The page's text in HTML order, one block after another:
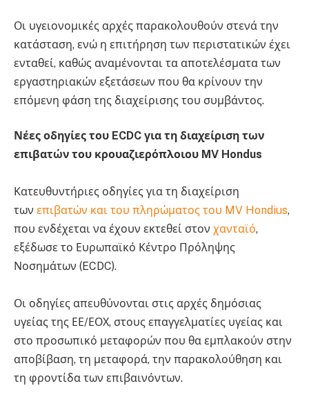
Οι υγειονομικές αρχές παρακολουθούν στενά την
κατάσταση, ενώ η επιτήρηση των περιστατικών έχει
ενταθεί, καθώς αναμένονται τα αποτελέσματα των
εργαστηριακών εξετάσεων που θα κρίνουν την
επόμενη φάση της διαχείρισης του συμβάντος.
Νέες οδηγίες του ECDC για τη διαχείριση των
επιβατών του κρουαζιερόπλοιου MV Hondus
Κατευθυντήριες οδηγίες για τη διαχείριση
των επιβατών και του πληρώματος του MV Hondius,
που ενδέχεται να έχουν εκτεθεί στον χανταϊό,
εξέδωσε το Ευρωπαϊκό Κέντρο Πρόληψης
Νοσημάτων (ECDC).
Οι οδηγίες απευθύνονται στις αρχές δημόσιας
υγείας της ΕΕ/ΕΟΧ, στους επαγγελματίες υγείας και
στο προσωπικό μεταφορών που θα εμπλακούν στην
αποβίβαση, τη μεταφορά, την παρακολούθηση και
τη φροντίδα των επιβαινόντων.